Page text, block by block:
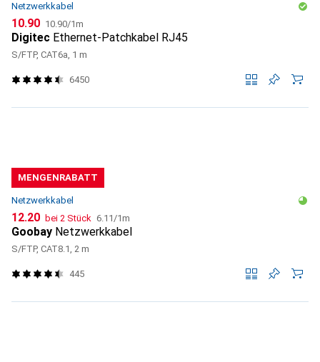
Netzwerkkabel
CHF
10.90 CHF
10.90/1m
Digitec Ethernet-Patchkabel RJ45
S/FTP, CAT6a, 1 m
6450
MENGENRABATT
Netzwerkkabel
CHF
12.20 bei 2 Stück CHF
6.11/1m
Goobay Netzwerkkabel
S/FTP, CAT8.1, 2 m
445